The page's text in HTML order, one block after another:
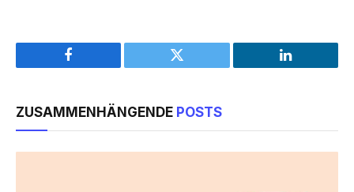
Facebook Twitter LinkedIn
ZUSAMMENHÄNGENDE POSTS